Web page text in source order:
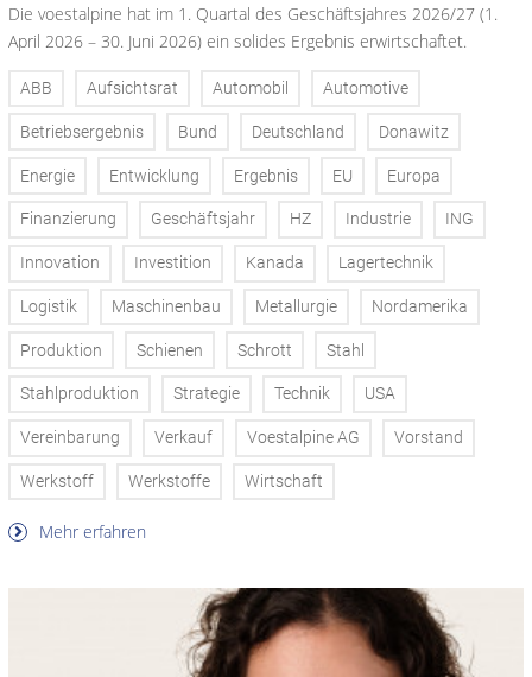
Die voestalpine hat im 1. Quartal des Geschäftsjahres 2026/27 (1.
April 2026 – 30. Juni 2026) ein solides Ergebnis erwirtschaftet.
ABB Aufsichtsrat Automobil Automotive
Betriebsergebnis Bund Deutschland Donawitz
Energie Entwicklung Ergebnis EU Europa
Finanzierung Geschäftsjahr HZ Industrie ING
Innovation Investition Kanada Lagertechnik
Logistik Maschinenbau Metallurgie Nordamerika
Produktion Schienen Schrott Stahl
Stahlproduktion Strategie Technik USA
Vereinbarung Verkauf Voestalpine AG Vorstand
Werkstoff Werkstoffe Wirtschaft
Mehr erfahren